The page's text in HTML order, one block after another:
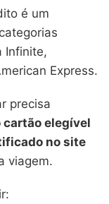
é um
Infinite,
Express.
precisa
cartão elegível
no site
viagem.